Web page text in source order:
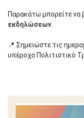
Παρακάτω μπορείτε να
εκδηλώσεων
📍 Σημειώστε τις
υπέροχο Πολιτιστικό